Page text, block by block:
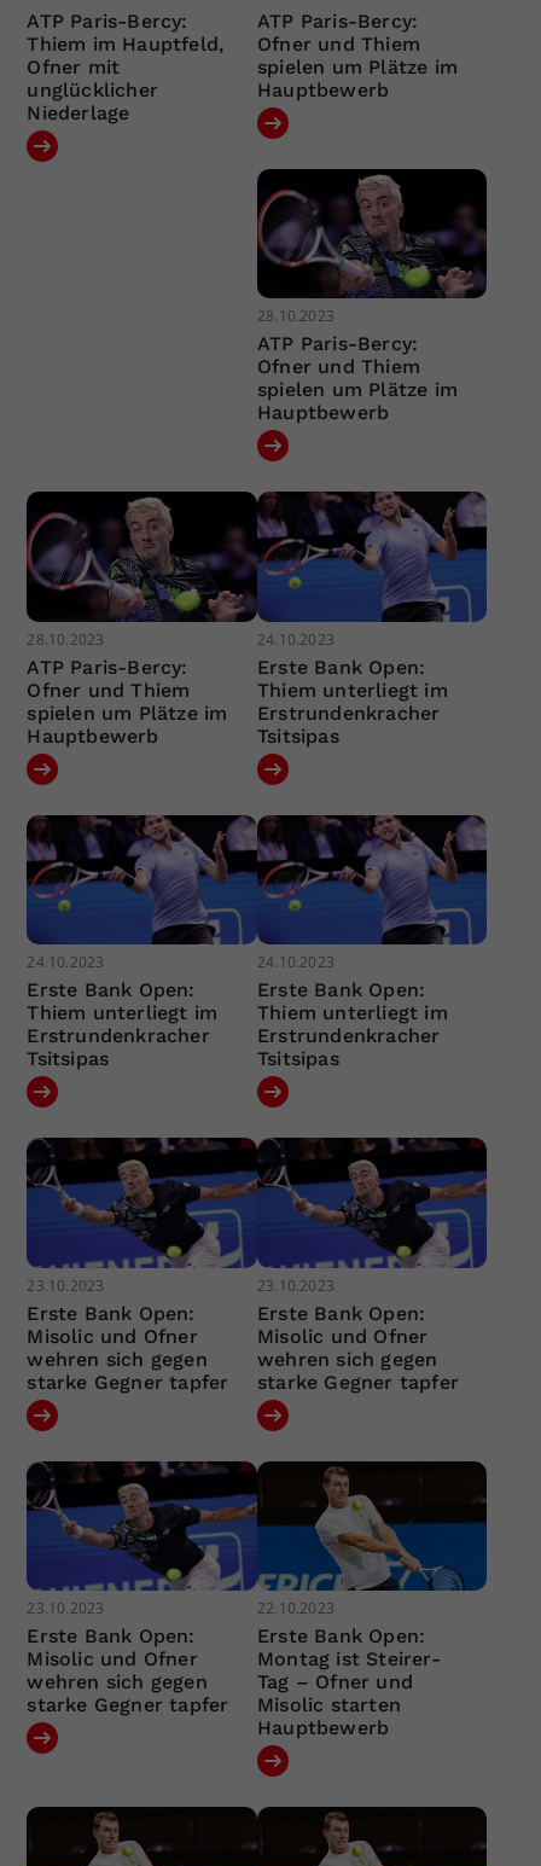
ATP Paris-Bercy:
Thiem im Hauptfeld,
Ofner mit
unglücklicher
Niederlage
ATP Paris-Bercy:
Ofner und Thiem
spielen um Plätze im
Hauptbewerb
28.10.2023
ATP Paris-Bercy:
Ofner und Thiem
spielen um Plätze im
Hauptbewerb
28.10.2023
ATP Paris-Bercy:
Ofner und Thiem
spielen um Plätze im
Hauptbewerb
24.10.2023
Erste Bank Open:
Thiem unterliegt im
Erstrundenkracher
Tsitsipas
24.10.2023
Erste Bank Open:
Thiem unterliegt im
Erstrundenkracher
Tsitsipas
24.10.2023
Erste Bank Open:
Thiem unterliegt im
Erstrundenkracher
Tsitsipas
23.10.2023
Erste Bank Open:
Misolic und Ofner
wehren sich gegen
starke Gegner tapfer
23.10.2023
Erste Bank Open:
Misolic und Ofner
wehren sich gegen
starke Gegner tapfer
23.10.2023
Erste Bank Open:
Misolic und Ofner
wehren sich gegen
starke Gegner tapfer
22.10.2023
Erste Bank Open:
Montag ist Steirer-
Tag – Ofner und
Misolic starten
Hauptbewerb